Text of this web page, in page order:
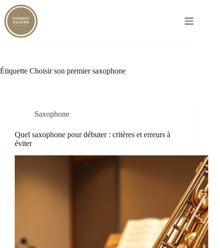
Passer
au
contenu
Étiquette Choisir son premier saxophone
Saxophone
Quel saxophone pour débuter : critères et erreurs à
éviter